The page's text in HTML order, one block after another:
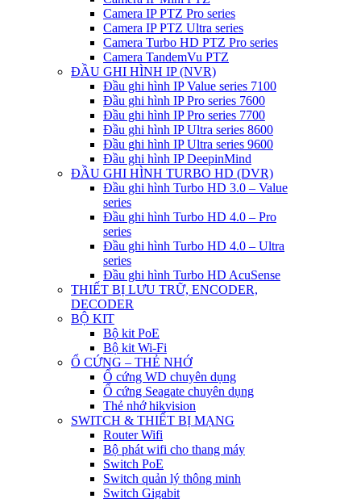
Camera IP PTZ Pro series
Camera IP PTZ Ultra series
Camera Turbo HD PTZ Pro series
Camera TandemVu PTZ
ĐẦU GHI HÌNH IP (NVR)
Đầu ghi hình IP Value series 7100
Đầu ghi hình IP Pro series 7600
Đầu ghi hình IP Pro series 7700
Đầu ghi hình IP Ultra series 8600
Đầu ghi hình IP Ultra series 9600
Đầu ghi hình IP DeepinMind
ĐẦU GHI HÌNH TURBO HD (DVR)
Đầu ghi hình Turbo HD 3.0 – Value
series
Đầu ghi hình Turbo HD 4.0 – Pro
series
Đầu ghi hình Turbo HD 4.0 – Ultra
series
Đầu ghi hình Turbo HD AcuSense
THIẾT BỊ LƯU TRỮ, ENCODER,
DECODER
BỘ KIT
Bộ kit PoE
Bộ kit Wi-Fi
Ổ CỨNG – THẺ NHỚ
Ổ cứng WD chuyên dụng
Ổ cứng Seagate chuyên dụng
Thẻ nhớ hikvision
SWITCH & THIẾT BỊ MẠNG
Router Wifi
Bộ phát wifi cho thang máy
Switch PoE
Switch quản lý thông minh
Switch Gigabit